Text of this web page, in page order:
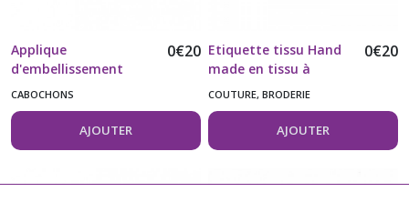
Applique
d'embellissement
ourson bleu clair
0€20
CABOCHONS
AJOUTER
Etiquette tissu Hand
made en tissu à
coudre couleur mauve
0€20
COUTURE, BRODERIE
AJOUTER